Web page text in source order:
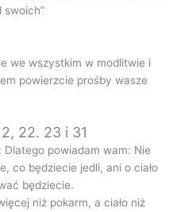
swoich”
we wszystkim w modlitwie i
powierzcie prośby wasze
22. 23 i 31
Dlatego powiadam wam: Nie
co będziecie jedli, ani o ciało
będziecie.
niż pokarm, a ciało niż